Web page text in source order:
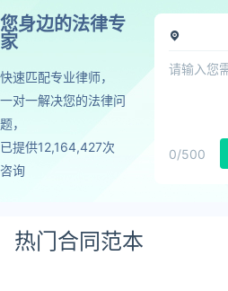
您身边的法律专
家
快速匹配专业律师，
一对一解决您的法律问
题，
已提供12,164,427次
咨询
0/500
热门合同范本